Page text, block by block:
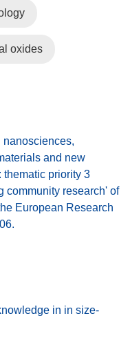
oxides
nanosciences,
and new
thematic priority 3
community research' of
European Research
in in size-